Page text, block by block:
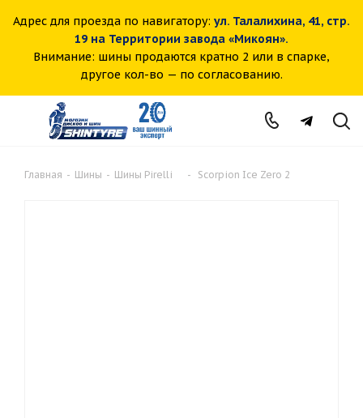
Адрес для проезда по навигатору: ул. Талалихина, 41, стр.
19 на Территории завода «Микоян».
Внимание: шины продаются кратно 2 или в спарке,
другое кол-во — по согласованию.
Главная - Шины - Шины Pirelli - Scorpion Ice Zero 2